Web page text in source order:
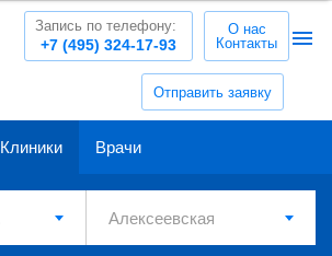
Отправить заявку
+7 (495) 324-17-93
Запись по телефону:
О нас
Контакты
Клиники Врачи